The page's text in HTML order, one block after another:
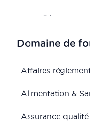
Bac +5/6
Diplôme
Domaine de
Affaires
Alimentation &
Assurance qualité